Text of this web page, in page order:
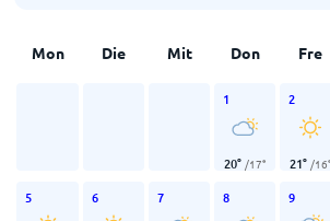
Mon Die Mit Don Fre
1
20° /17°
2
21° /16°
5 6 7 8 9